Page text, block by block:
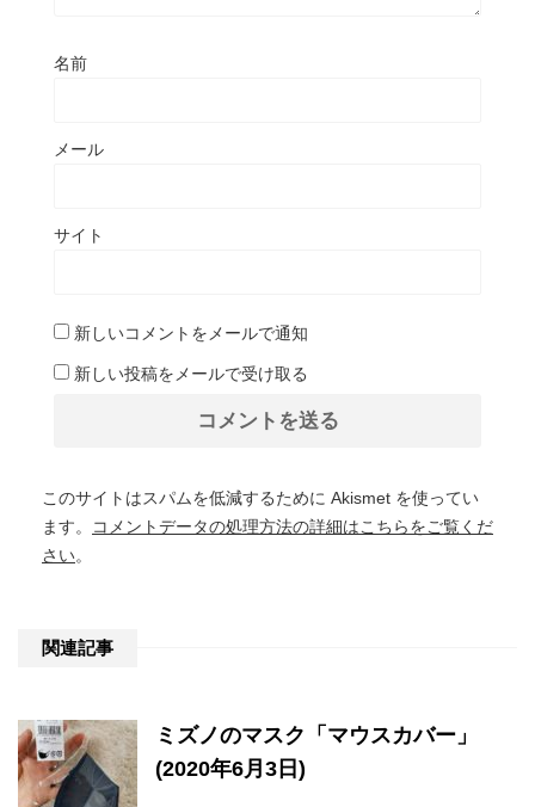
名前
メール
サイト
新しいコメントをメールで通知
新しい投稿をメールで受け取る
このサイトはスパムを低減するために Akismet を使ってい
ます。
コメントデータの処理方法の詳細はこちらをご覧くだ
さい。
関連記事
ミズノのマスク「マウスカバー」
(2020年6月3日)